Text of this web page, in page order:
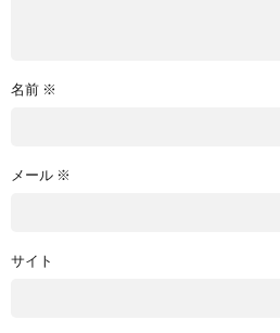
名前 ※
メール ※
サイト